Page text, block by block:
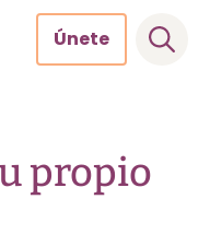
Únete
propio